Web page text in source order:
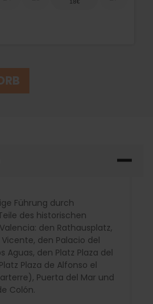
Führung durch
des historischen
den Rathausplatz,
den Palacio del
Aguas, den Platz Plaza del
Plaza de Alfonso el
Puerta del Mar und
Colón.